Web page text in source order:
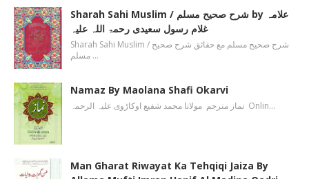
Sharah Sahi Muslim / شرح صحیح مسلم by علامہ
غلام رسول سعیدی رحمۃ اللہ علیہ
Sharah Sahi Muslim / شرح صحیح مسلم مع حقائق شرح صحیح
مسلم …
Namaz By Maolana Shafi Okarvi
نماز مترجم مولانا محمد شفیع اوکاڑوی علیہ الرحمہ Onlin…
Man Gharat Riwayat Ka Tehqiqi Jaiza By